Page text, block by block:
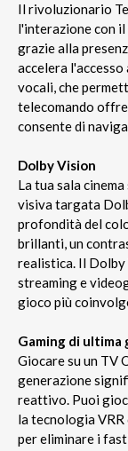
Il rivoluzionario
l'interazione con
grazie alla
accelera
vocali, che
telecomando
consente di
Dolby Vision
La tua sala
visiva targata
profondità del
brillanti, un
realistica. Il Dolby
streaming e
gioco più
Gaming di ultima
Giocare su un TV
generazione
reattivo. Puoi
la tecnologia
per eliminare i